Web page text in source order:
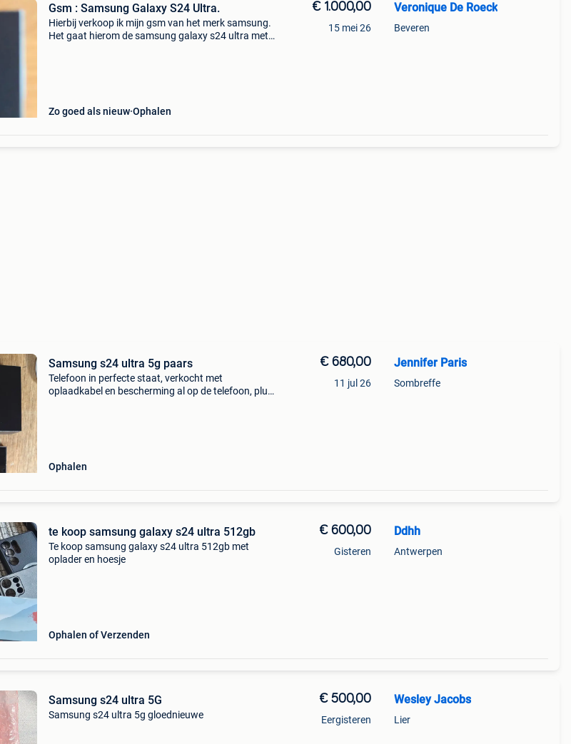
Gsm : Samsung Galaxy S24 Ultra.
Hierbij verkoop ik mijn gsm van het merk samsung.
Het gaat hierom de samsung galaxy s24 ultra met
Zo goed als nieuw Ophalen
€ 1.000,00
15 mei 26
Veronique De Roeck
Beveren
Samsung s24 ultra 5g paars
Telefoon in perfecte staat, verkocht met
oplaadkabel en bescherming al op de telefoon, plus
Ophalen
€ 680,00
11 jul 26
Jennifer Paris
Sombreffe
te koop samsung galaxy s24 ultra 512gb
Te koop samsung galaxy s24 ultra 512gb met
oplader en hoesje
Ophalen of Verzenden
€ 600,00
Gisteren
Ddhh
Antwerpen
Samsung s24 ultra 5G
Samsung s24 ultra 5g gloednieuwe
€ 500,00
Eergisteren
Wesley Jacobs
Lier